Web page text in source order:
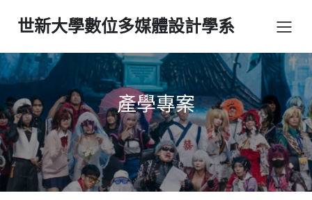
世新大學數位多媒體設計學系
產學專案